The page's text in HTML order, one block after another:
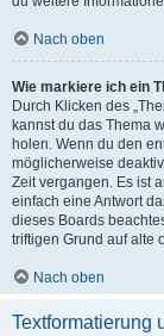
Nach oben
Wie markiere ich ein
Durch Klicken des
kannst du das Thema
holen. Wenn du den
möglicherweise
Zeit vergangen. Es ist
einfach eine Antwort
dieses Boards
triftigen Grund auf alte
Nach oben
Textformatierung